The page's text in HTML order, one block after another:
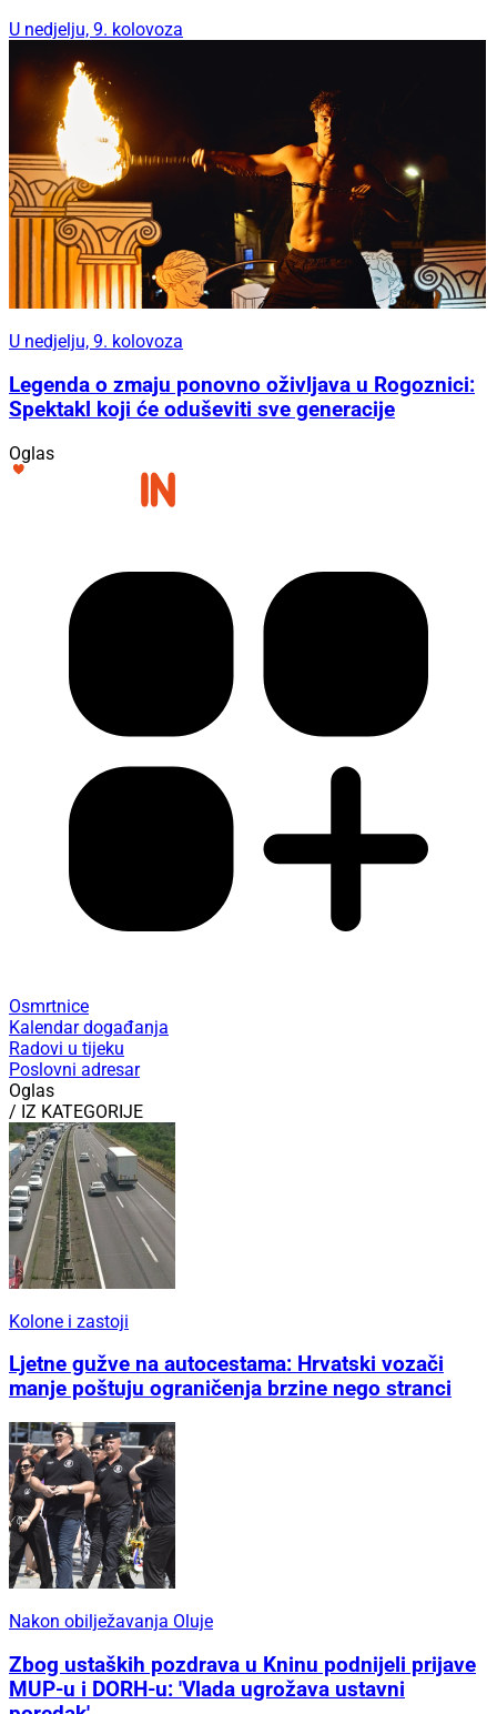
U nedjelju, 9. kolovoza
U nedjelju, 9. kolovoza
Legenda o zmaju ponovno oživljava u Rogoznici:
Spektakl koji će oduševiti sve generacije
Oglas
Osmrtnice
Kalendar događanja
Radovi u tijeku
Poslovni adresar
Oglas
/ IZ KATEGORIJE
Kolone i zastoji
Ljetne gužve na autocestama: Hrvatski vozači
manje poštuju ograničenja brzine nego stranci
Nakon obilježavanja Oluje
Zbog ustaških pozdrava u Kninu podnijeli prijave
MUP-u i DORH-u: 'Vlada ugrožava ustavni